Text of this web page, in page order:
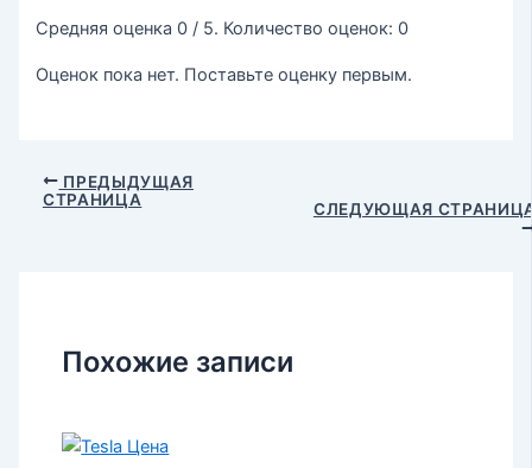
Средняя оценка 0 / 5. Количество оценок: 0
Оценок пока нет. Поставьте оценку первым.
ПРЕДЫДУЩАЯ
СТРАНИЦА
СЛЕДУЮЩАЯ
Похожие записи